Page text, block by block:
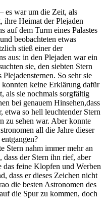
es war um die Zeit, als
ihre Heimat der Plejaden
auf dem Turm eines Palastes
beobachteten etwas
stieß einer der
aus: in den Plejaden war ein
sie, den siebten Stern
Plejadensternen. So sehr sie
keine Erklärung dafür
als sie nochmals sorgfältig
bei genauem Hinsehen,dass
etwa so hell leuchtender Stern
zu sehen war. Aber konnte
all die Jahre dieser
Stern nahm immer mehr an
der Stern ihn rief, aber
das feine Klopfen und Werben
dass er dieses Zeichen nicht
die besten Astronomen des
die Spur zu kommen, doch